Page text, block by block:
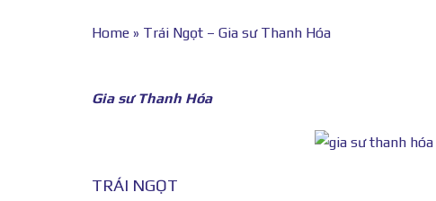
Home » Trái Ngọt – Gia sư Thanh Hóa
Gia sư Thanh Hóa
TRÁI NGỌT